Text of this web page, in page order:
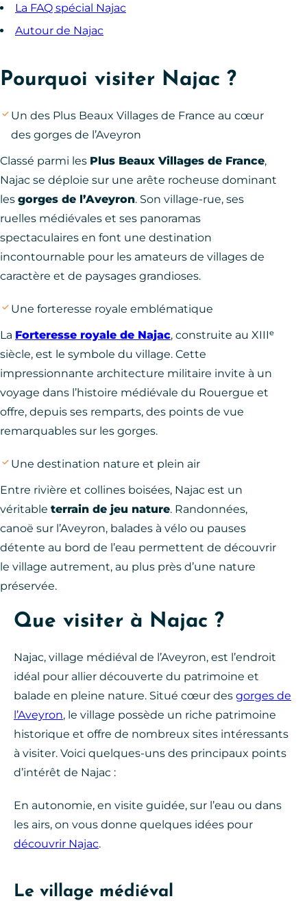
La FAQ spécial Najac
Autour de Najac
Pourquoi visiter Najac ?
Un des Plus Beaux Villages de France au cœur
des gorges de l’Aveyron
Classé parmi les Plus Beaux Villages de France,
Najac se déploie sur une arête rocheuse dominant
les gorges de l’Aveyron. Son village-rue, ses
ruelles médiévales et ses panoramas
spectaculaires en font une destination
incontournable pour les amateurs de villages de
caractère et de paysages grandioses.
Une forteresse royale emblématique
La Forteresse royale de Najac, construite au XIIIᵉ
siècle, est le symbole du village. Cette
impressionnante architecture militaire invite à un
voyage dans l’histoire médiévale du Rouergue et
offre, depuis ses remparts, des points de vue
remarquables sur les gorges.
Une destination nature et plein air
Entre rivière et collines boisées, Najac est un
véritable terrain de jeu nature. Randonnées,
canoë sur l’Aveyron, balades à vélo ou pauses
détente au bord de l’eau permettent de découvrir
le village autrement, au plus près d’une nature
préservée.
Que visiter à Najac ?
Najac, village médiéval de l’Aveyron, est l’endroit
idéal pour allier découverte du patrimoine et
balade en pleine nature. Situé cœur des gorges de
l’Aveyron, le village possède un riche patrimoine
historique et offre de nombreux sites intéressants
à visiter. Voici quelques-uns des principaux points
d’intérêt de Najac :
En autonomie, en visite guidée, sur l’eau ou dans
les airs, on vous donne quelques idées pour
découvrir Najac.
Le village médiéval